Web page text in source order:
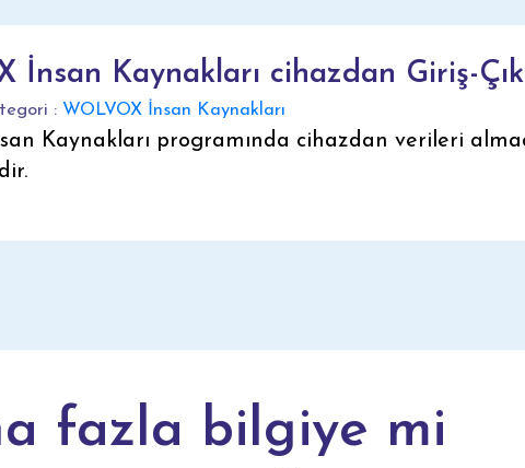
İnsan Kaynakları cihazdan Giriş-
: WOLVOX İnsan Kaynakları
Kaynakları programında cihazdan verileri
fazla bilgiye mi